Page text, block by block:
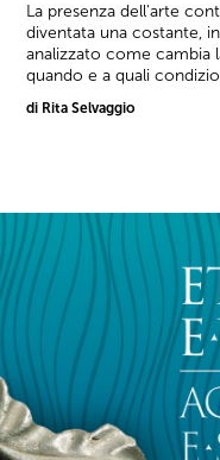
La presenza dell'arte
diventata una costante,
analizzato come cambia
quando e a quali
di Rita Selvaggio